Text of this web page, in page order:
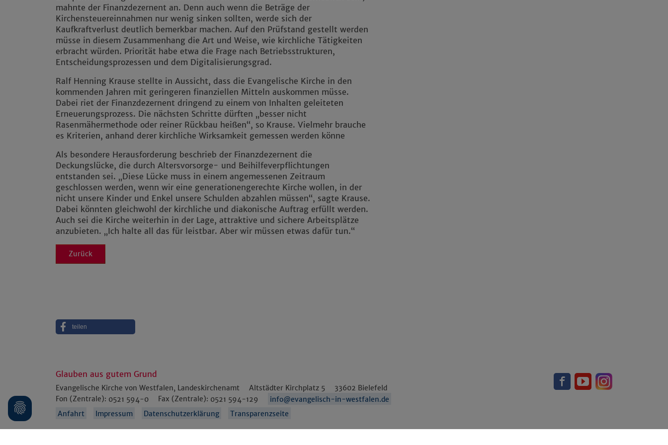
mahnte der Finanzdezernent an. Denn auch wenn die Beträge der
Kirchensteuereinnahmen nur wenig sinken sollten, werde sich der
Kaufkraftverlust deutlich bemerkbar machen. Auf den Prüfstand gestellt werden
müsse in diesem Zusammenhang die Art und Weise, wie kirchliche Tätigkeiten
erbracht würden. Priorität habe etwa die Frage nach Betriebsstrukturen,
Entscheidungsprozessen und dem Digitalisierungsgrad.
Ralf Henning Krause stellte in Aussicht, dass die Evangelische Kirche in den
kommenden Jahren mit geringeren finanziellen Mitteln auskommen müsse.
Dabei riet der Finanzdezernent dringend zu einem von Inhalten geleiteten
Erneuerungsprozess. Die nächsten Schritte dürften „besser nicht
Rasenmähermethode oder reiner Rückbau heißen“, so Krause. Vielmehr brauche
es Kriterien, anhand derer kirchliche Wirksamkeit gemessen werden könne
Als besondere Herausforderung beschrieb der Finanzdezernent die
Deckungslücke, die durch Altersvorsorge- und Beihilfeverpflichtungen
entstanden sei. „Diese Lücke muss in einem angemessenen Zeitraum
geschlossen werden, wenn wir eine generationengerechte Kirche wollen, in der
nicht unsere Kinder und Enkel unsere Schulden abzahlen müssen“, sagte Krause.
Dabei könnten gleichwohl der kirchliche und diakonische Auftrag erfüllt werden.
Auch sei die Kirche weiterhin in der Lage, attraktive und sichere Arbeitsplätze
anzubieten. „Ich halte all das für leistbar. Aber wir müssen etwas dafür tun.“
Zurück
teilen
Glauben aus gutem Grund
Evangelische Kirche von Westfalen, Landeskirchenamt Altstädter Kirchplatz 5 33602 Bielefeld
Fon (Zentrale): 0521 594-0 Fax (Zentrale): 0521 594-129
info@evangelisch-in-westfalen.de
Anfahrt
Impressum Datenschutzerklärung Transparenzseite